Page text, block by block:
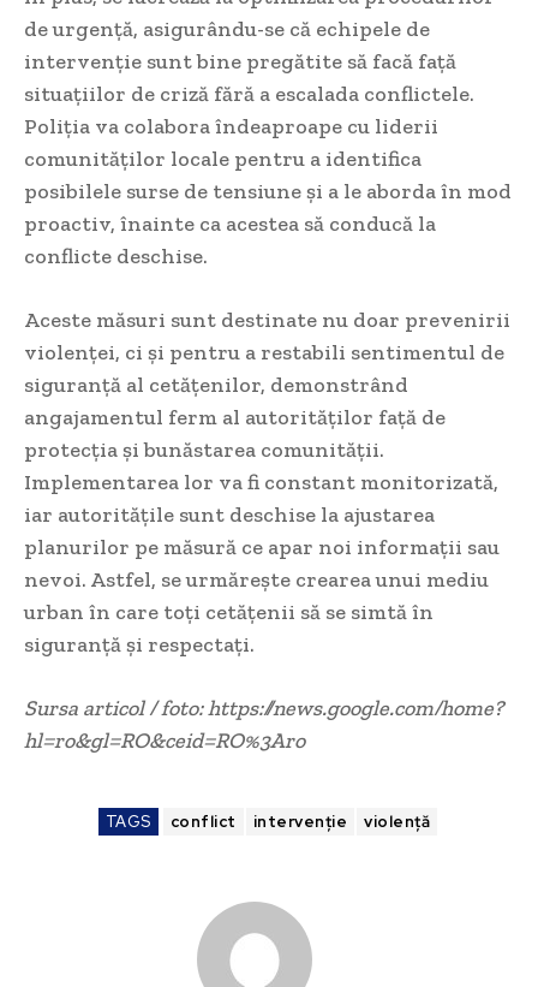
de urgență, asigurându-se că echipele de
intervenție sunt bine pregătite să facă față
situațiilor de criză fără a escalada conflictele.
Poliția va colabora îndeaproape cu liderii
comunităților locale pentru a identifica
posibilele surse de tensiune și a le aborda în mod
proactiv, înainte ca acestea să conducă la
conflicte deschise.
Aceste măsuri sunt destinate nu doar prevenirii
violenței, ci și pentru a restabili sentimentul de
siguranță al cetățenilor, demonstrând
angajamentul ferm al autorităților față de
protecția și bunăstarea comunității.
Implementarea lor va fi constant monitorizată,
iar autoritățile sunt deschise la ajustarea
planurilor pe măsură ce apar noi informații sau
nevoi. Astfel, se urmărește crearea unui mediu
urban în care toți cetățenii să se simtă în
siguranță și respectați.
Sursa articol / foto: https://news.google.com/home?
hl=ro&gl=RO&ceid=RO%3Aro
TAGS conflict intervenție violență